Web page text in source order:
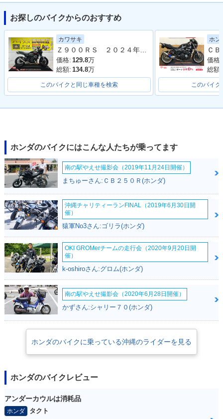
お探しのバイクからのおすすめ
カワサキ
Ｚ９００ＲＳ ２０２４年モデル 社外フルエキマフラー フェンダーレス ラジエーターカバー タンデムバー シート カスタム多数
価格: 129.8万
総額: 134.8万
このバイクと同じ車種を検索
ホン
価格:
総額:
このバイク
ホンダのバイクにはこんな人たちが乗ってます
南の駅やえせ撮影会（2019年11月24日開催）
まちゅーさん:ＣＢ２５０Ｒ(ホンダ)
沖縄チャリティーランFINAL（2019年6月30日開
催）
猿軍No3さん:ゴリラ(ホンダ)
OKI GROMerチームの走行会（2020年9月20日開
催）
k-oshiroさん:グロム(ホンダ)
南の駅やえせ撮影会（2020年6月28日開催）
かずさん:シャリー７０(ホンダ)
ホンダのバイクに乗っている沖縄のライダーを見る
ホンダのバイクレビュー
アンダーカウルは消耗品
ホンダ
タクト